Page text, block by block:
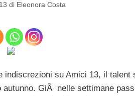
di Eleonora Costa
indiscrezioni su Amici 13, il talent
autunno. GiÃ nelle settimane